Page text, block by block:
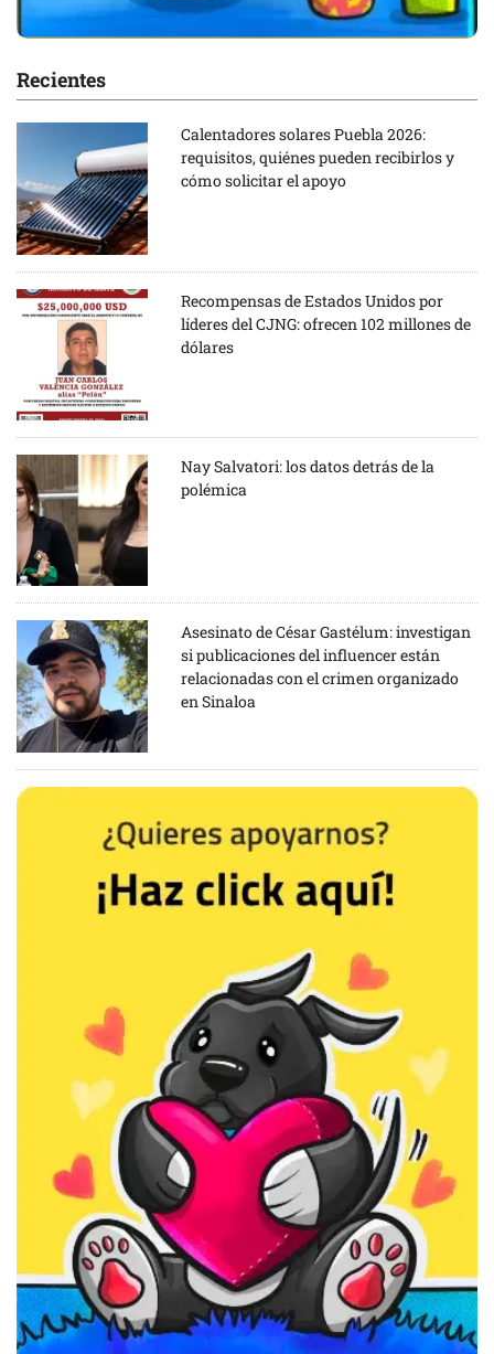
Recientes
Calentadores solares Puebla 2026:
requisitos, quiénes pueden recibirlos y
cómo solicitar el apoyo
Recompensas de Estados Unidos por
líderes del CJNG: ofrecen 102 millones de
dólares
Nay Salvatori: los datos detrás de la
polémica
Asesinato de César Gastélum: investigan
si publicaciones del influencer están
relacionadas con el crimen organizado
en Sinaloa